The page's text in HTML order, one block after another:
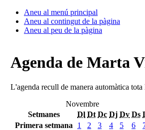
Aneu al menú principal
Aneu al contingut de la pàgina
Aneu al peu de la pàgina
Agenda de Marta
L'agenda recull de manera automàtica
Novembre
Setmanes
Dl Dt Dc Dj Dv Ds
Primera setmana
1 2 3 4 5 6